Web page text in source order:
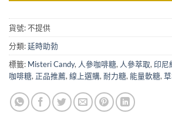
貨號:不提供
分類:延時助勃
標籤: Misteri Candy, 人參咖啡糖, 人參萃取, 印尼
咖啡糖, 正品推薦, 線上選購, 耐力糖, 能量軟糖,